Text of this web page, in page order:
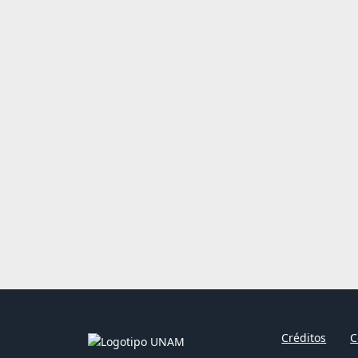
Créditos